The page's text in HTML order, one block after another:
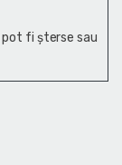
fi șterse sau